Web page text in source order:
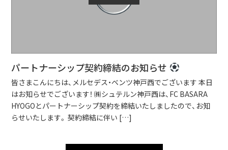
パートナーシップ契約締結のお知らせ
皆さまこんにちは、メルセデス・ベンツ神戸西でございます 本日
はお知らせでございます！ ㈱シュテルン神戸西は、FC BASARA
HYOGOとパートナーシップ契約を締結いたしましたので、お知
らせいたします。 契約締結に伴い […]